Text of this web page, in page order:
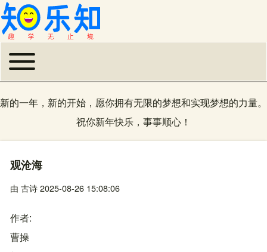
主导航
Toggle main menu
新的一年，新的开始，愿你拥有无限的梦想和实现梦想的力量。
祝你新年快乐，事事顺心！
观沧海
由 古诗2025-08-26 15:08:06
作者
曹操